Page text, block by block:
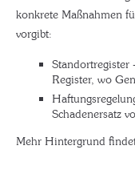
konkrete Maßnahmen
vorgibt:
Standortregister
Register, wo
Schadenersatz
Mehr Hintergrund